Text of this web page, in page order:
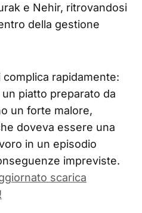
e Nehir, ritrovandosi
della gestione
rapidamente:
piatto preparato da
un forte malore,
doveva essere una
in un episodio
impreviste.
scarica